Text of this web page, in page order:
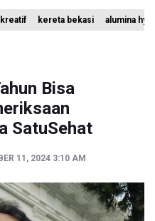
AI Factory Perkuat Posisi
Devisa Akhir Juli
Pembaruan Buku Ajar
kreatif kereta bekasi alumina
Bisa
SatuSehat
11, 2024 3:10 AM